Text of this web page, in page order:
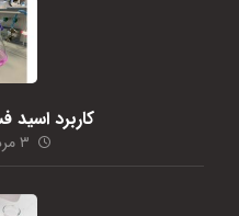
کاربرد
۳ مرداد، ۱۴۰۳